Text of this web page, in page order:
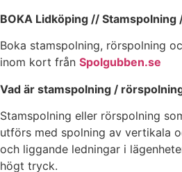
BOKA Lidköping //
Boka stamspolning, rörspolning
inom kort från Spolgubben.se
Vad är stamspolning /
Stamspolning eller rörspolning
utförs med spolning av vertikala
och liggande ledningar i
högt tryck.